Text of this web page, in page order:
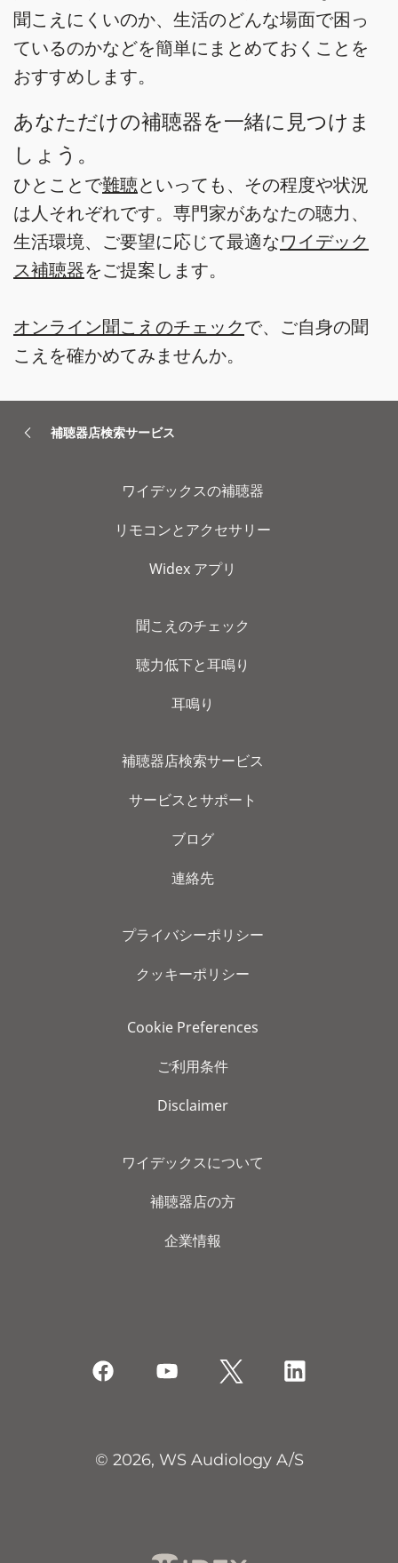
聞こえにくいのか、生活のどんな場面で困っ
ているのかなどを簡単にまとめておくことを
おすすめします。
あなただけの補聴器を一緒に見つけま
しょう。
ひとことで難聴といっても、その程度や状況
は人それぞれです。専門家があなたの聴力、
生活環境、ご要望に応じて最適なワイデック
ス補聴器をご提案します。
オンライン聞こえのチェックで、ご自身の聞
こえを確かめてみませんか。
補聴器店検索サービス
ワイデックスの補聴器
リモコンとアクセサリー
Widex アプリ
聞こえのチェック
聴力低下と耳鳴り
耳鳴り
補聴器店検索サービス
サービスとサポート
ブログ
連絡先
プライバシーポリシー
クッキーポリシー
Cookie Preferences
ご利用条件
Disclaimer
ワイデックスについて
補聴器店の方
企業情報
© 2026, WS Audiology A/S